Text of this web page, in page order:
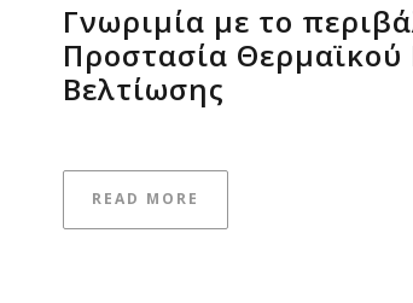
Γνωριμία με το
Προστασία
Βελτίωσης
READ MORE